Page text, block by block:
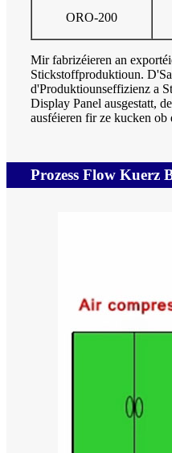
ORO-200
Mir fabrizéieren an
Stickstoffproduktioun.
d'Produktiounseffizienz a
Display Panel ausgestatt,
ausféieren fir ze kucken
Prozess Flow Kuerz